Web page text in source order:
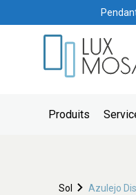
Produits
Sol Azulejo